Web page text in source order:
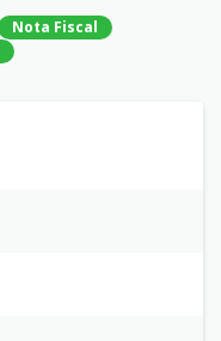
Nota Fiscal